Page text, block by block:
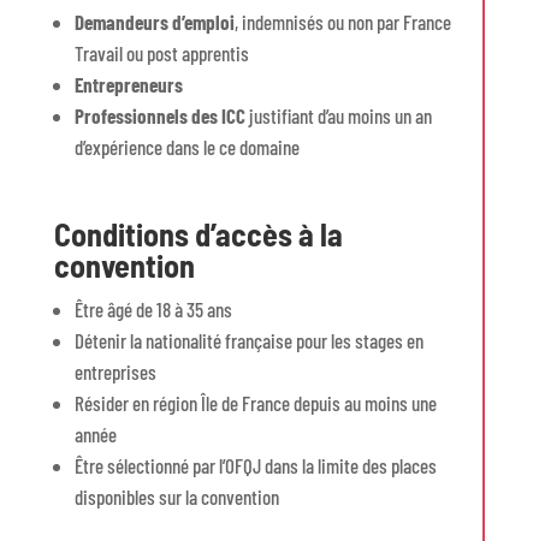
Demandeurs d’emploi, indemnisés ou non par France
Travail ou post apprentis
Entrepreneurs
Professionnels des ICCjustifiant d’au moins un an
d’expérience dans le ce domaine
Conditions d’accès à la
convention
Être âgé de 18 à 35 ans
Détenir la nationalité française pour les stages en
entreprises
Résider en région Île de France depuis au moins une
année
Être sélectionné par l’OFQJ dans la limite des places
disponibles sur la convention